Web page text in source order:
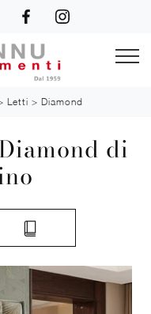
Letti > Diamond
di